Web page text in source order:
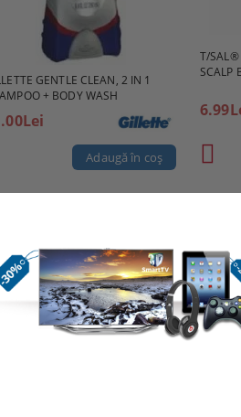
GENTLE CLEAN, 2 IN 1
+ BODY WASH
T/SAL®
SCALP